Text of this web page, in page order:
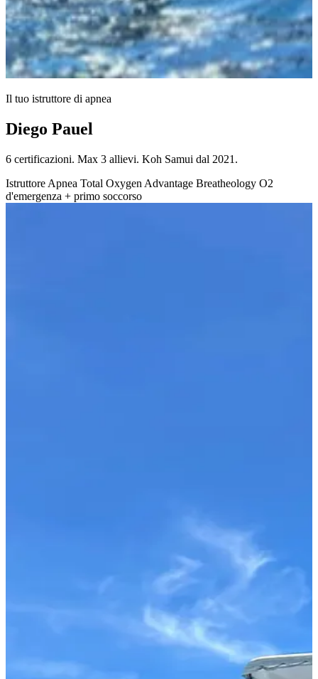
Il tuo istruttore di apnea
Diego Pauel
6 certificazioni. Max 3 allievi. Koh Samui dal 2021.
Istruttore Apnea Total Oxygen Advantage Breatheology O2
d'emergenza + primo soccorso